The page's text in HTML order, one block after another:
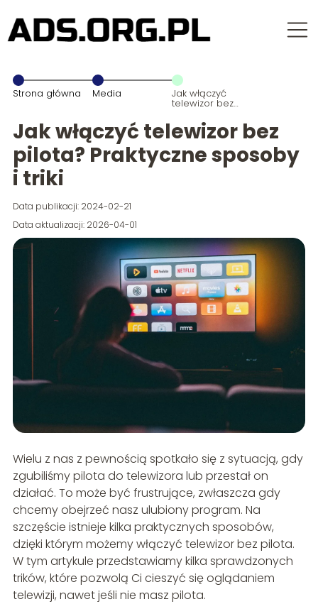
Strona główna Media Jak włączyć
telewizor bez
Praktyczne
sposoby i triki
Jak włączyć telewizor bez
pilota? Praktyczne sposoby
i triki
Data publikacji: 2024-02-21
Data aktualizacji: 2026-04-01
Wielu z nas z pewnością spotkało się z sytuacją, gdy
zgubiliśmy pilota do telewizora lub przestał on
działać. To może być frustrujące, zwłaszcza gdy
chcemy obejrzeć nasz ulubiony program. Na
szczęście istnieje kilka praktycznych sposobów,
dzięki którym możemy włączyć telewizor bez pilota.
W tym artykule przedstawiamy kilka sprawdzonych
trików, które pozwolą Ci cieszyć się oglądaniem
telewizji, nawet jeśli nie masz pilota.